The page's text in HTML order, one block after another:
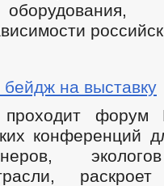
на выставку
форум
конференций